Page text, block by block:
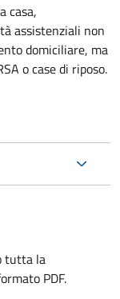
casa,
assistenziali non
domiciliare, ma
o case di riposo.
tutta la
PDF.